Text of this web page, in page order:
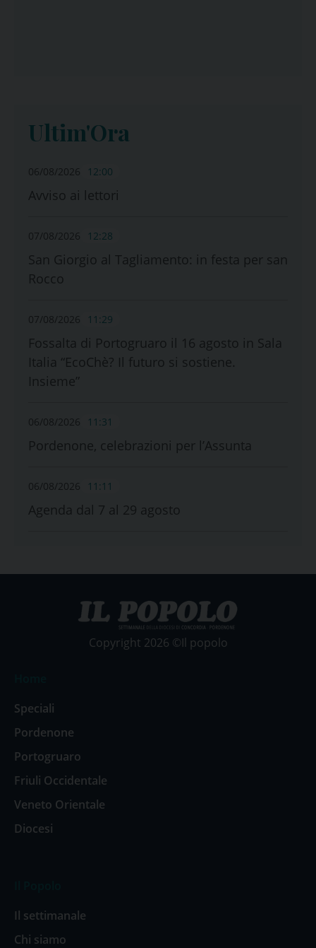
Ultim'Ora
06/08/2026 12:00
Avviso ai lettori
07/08/2026 12:28
San Giorgio al Tagliamento: in festa per san
Rocco
07/08/2026 11:29
Fossalta di Portogruaro il 16 agosto in Sala
Italia “EcoChè? Il futuro si sostiene.
Insieme”
06/08/2026 11:31
Pordenone, celebrazioni per l’Assunta
06/08/2026 11:11
Agenda dal 7 al 29 agosto
Copyright 2026 ©Il popolo
Speciali
Pordenone
Portogruaro
Friuli Occidentale
Veneto Orientale
Diocesi
Il settimanale
Chi siamo